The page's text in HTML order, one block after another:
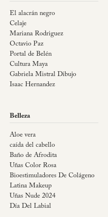
El alacrán negro
Celaje
Mariana Rodriguez
Octavio Paz
Portal de Belén
Cultura Maya
Gabriela Mistral Dibujo
Isaac Hernandez
Belleza
Aloe vera
caída del cabello
Baño de Afrodita
Uñas Color Rosa
Bioestimuladores De Colágeno
Latina Makeup
Uñas Nude 2024
Día Del Labial